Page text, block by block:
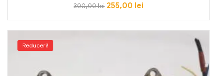
300,00lei 255,00 lei
Reduceri!